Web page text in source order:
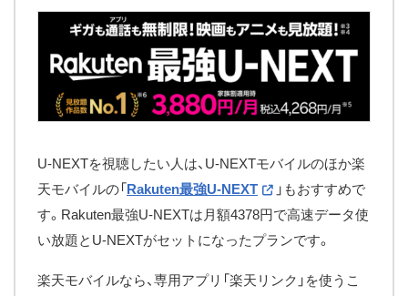
U-NEXTを視聴したい人は、U-NEXTモバイルのほか楽
天モバイルの「Rakuten最強U-NEXT
」もおすすめで
す。Rakuten最強U-NEXTは月額4378円で高速データ使
い放題とU-NEXTがセットになったプランです。
楽天モバイルなら、専用アプリ「楽天リンク」を使うこ